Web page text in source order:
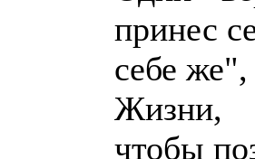
принес
себе
Жизни,
чтобы